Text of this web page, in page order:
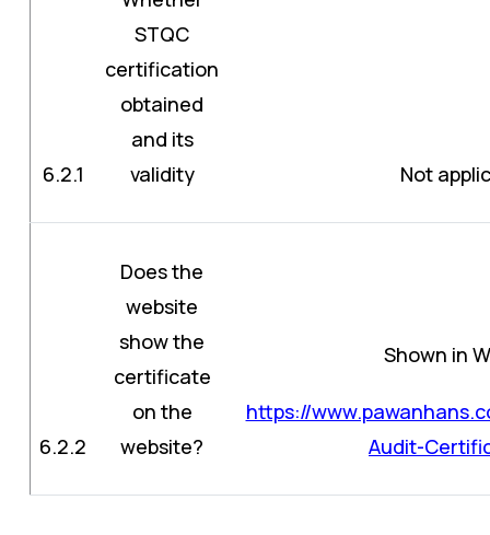
6.2.1
STQC
certification
obtained
and its
validity
Not
6.2.2
Does the
website
show the
certificate
on the
website?
Shown in
https://
Audit-